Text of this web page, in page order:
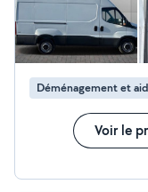
Déménagement et
Voir le